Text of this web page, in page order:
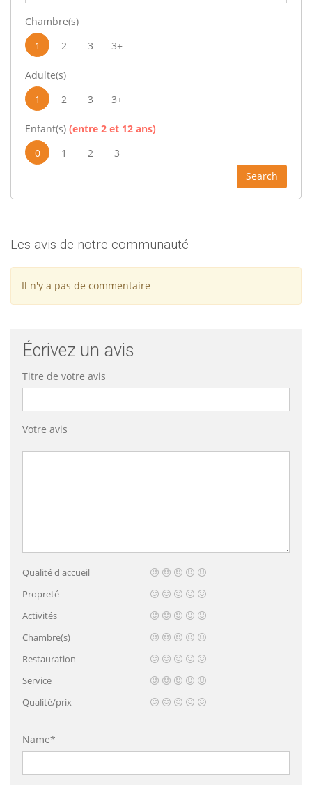
Chambre(s)
1
2 3 3+
Adulte(s)
1
2 3 3+
Enfant(s) (entre 2 et 12 ans)
0
1 2
3
Search
Les avis de notre communauté
Il n'y a pas de commentaire
Écrivez un avis
Titre de votre avis
Votre avis
Qualité d'accueil
Propreté
Activités
Chambre(s)
Restauration
Service
Qualité/prix
Name*